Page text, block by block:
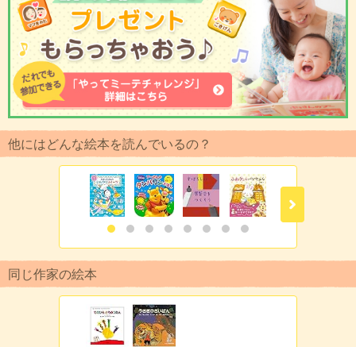
他にはどんな絵本を読んでいるの？
同じ作家の絵本